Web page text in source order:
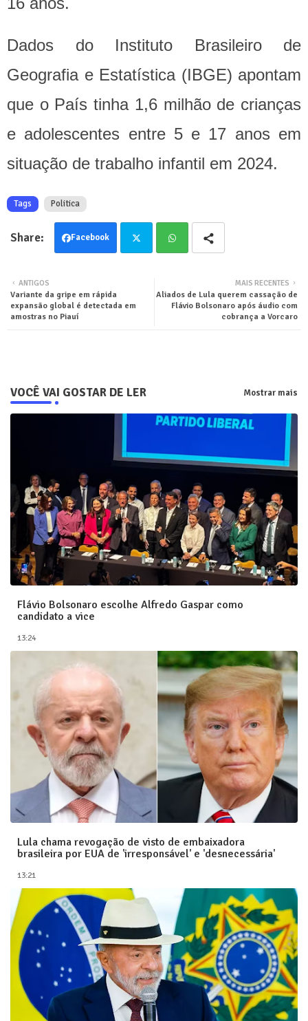
Dados do Instituto Brasileiro de
Geografia e Estatística (IBGE) apontam
que o País tinha 1,6 milhão de crianças
e adolescentes entre 5 e 17 anos em
situação de trabalho infantil em 2024.
Tags Politica
Facebook
tsa
MAIS RECENTES
Aliados de Lula querem cassação de
Flávio Bolsonaro após áudio com
cobrança a Vorcaro
ANTIGOS
Variante da gripe em rápida
expansão global é detectada em
amostras no Piauí
VOCÊ VAI GOSTAR DE LER Mostrar mais
Flávio Bolsonaro escolhe Alfredo Gaspar como
candidato a vice
13:24
Lula chama revogação de visto de embaixadora
brasileira por EUA de 'irresponsável' e 'desnecessária'
13:21